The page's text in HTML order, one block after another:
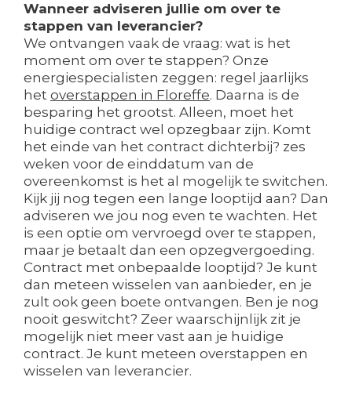
Wanneer adviseren jullie om over te
stappen van leverancier?
We ontvangen vaak de vraag: wat is het
moment om over te stappen? Onze
energiespecialisten zeggen: regel jaarlijks
het overstappen in Floreffe. Daarna is de
besparing het grootst. Alleen, moet het
huidige contract wel opzegbaar zijn. Komt
het einde van het contract dichterbij? zes
weken voor de einddatum van de
overeenkomst is het al mogelijk te switchen.
Kijk jij nog tegen een lange looptijd aan? Dan
adviseren we jou nog even te wachten. Het
is een optie om vervroegd over te stappen,
maar je betaalt dan een opzegvergoeding.
Contract met onbepaalde looptijd? Je kunt
dan meteen wisselen van aanbieder, en je
zult ook geen boete ontvangen. Ben je nog
nooit geswitcht? Zeer waarschijnlijk zit je
mogelijk niet meer vast aan je huidige
contract. Je kunt meteen overstappen en
wisselen van leverancier.